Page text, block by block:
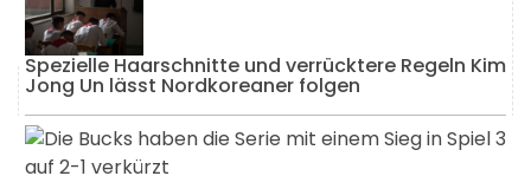
Spezielle Haarschnitte und verrücktere Regeln Kim
Jong Un lässt Nordkoreaner folgen